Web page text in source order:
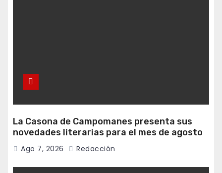
La Casona de Campomanes presenta sus
novedades literarias para el mes de agosto
Ago 7, 2026 Redacción